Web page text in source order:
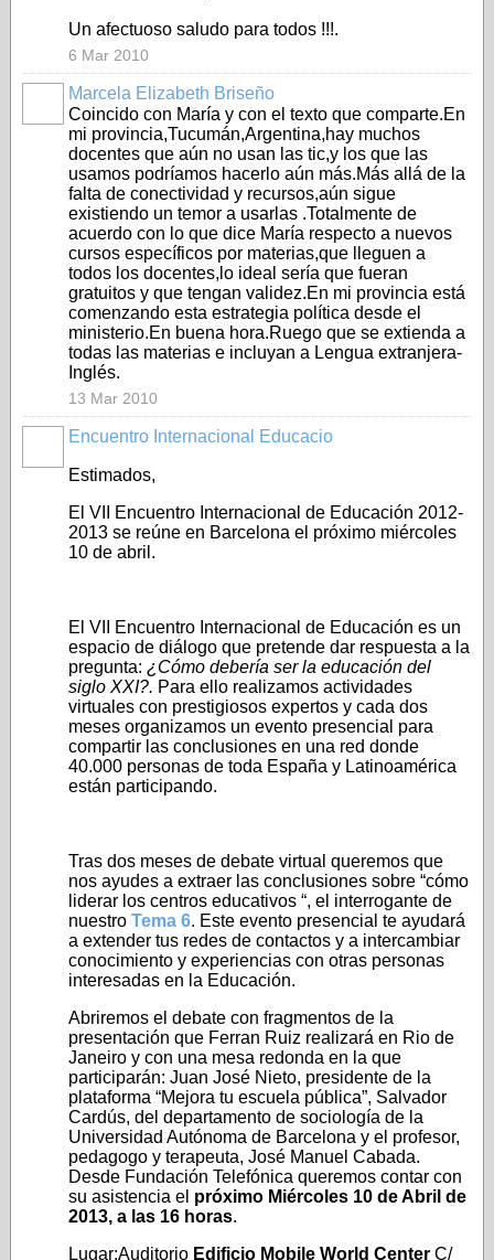
Un afectuoso saludo para todos !!!.
6 Mar 2010
Marcela Elizabeth Briseño
Coincido con María y con el texto que comparte.En
mi provincia,Tucumán,Argentina,hay muchos
docentes que aún no usan las tic,y los que las
usamos podríamos hacerlo aún más.Más allá de la
falta de conectividad y recursos,aún sigue
existiendo un temor a usarlas .Totalmente de
acuerdo con lo que dice María respecto a nuevos
cursos específicos por materias,que lleguen a
todos los docentes,lo ideal sería que fueran
gratuitos y que tengan validez.En mi provincia está
comenzando esta estrategia política desde el
ministerio.En buena hora.Ruego que se extienda a
todas las materias e incluyan a Lengua extranjera-
Inglés.
13 Mar 2010
Encuentro Internacional Educacio
Estimados,
El VII Encuentro Internacional de Educación 2012-
2013 se reúne en Barcelona el próximo miércoles
10 de abril.
El VII Encuentro Internacional de Educación es un
espacio de diálogo que pretende dar respuesta a la
pregunta: ¿Cómo debería ser la educación del
siglo XXI?. Para ello realizamos actividades
virtuales con prestigiosos expertos y cada dos
meses organizamos un evento presencial para
compartir las conclusiones en una red donde
40.000 personas de toda España y Latinoamérica
están participando.
Tras dos meses de debate virtual queremos que
nos ayudes a extraer las conclusiones sobre “cómo
liderar los centros educativos “, el interrogante de
nuestro Tema 6. Este evento presencial te ayudará
a extender tus redes de contactos y a intercambiar
conocimiento y experiencias con otras personas
interesadas en la Educación.
Abriremos el debate con fragmentos de la
presentación que Ferran Ruiz realizará en Rio de
Janeiro y con una mesa redonda en la que
participarán: Juan José Nieto, presidente de la
plataforma “Mejora tu escuela pública”, Salvador
Cardús, del departamento de sociología de la
Universidad Autónoma de Barcelona y el profesor,
pedagogo y terapeuta, José Manuel Cabada.
Desde Fundación Telefónica queremos contar con
su asistencia el próximo Miércoles 10 de Abril de
2013, a las 16 horas.
Lugar:Auditorio Edificio Mobile World Center C/